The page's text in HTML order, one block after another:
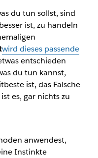
du tun sollst, sind
ist, zu handeln
wird dieses passende
entschieden
du tun kannst,
ist, das Falsche
es, gar nichts zu
anwendest,
Instinkte